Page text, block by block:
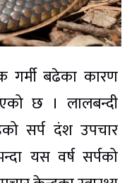
गर्मी बढेका कारण
छ । लालबन्दी
सर्प दंश उपचार
यस वर्ष सर्पको